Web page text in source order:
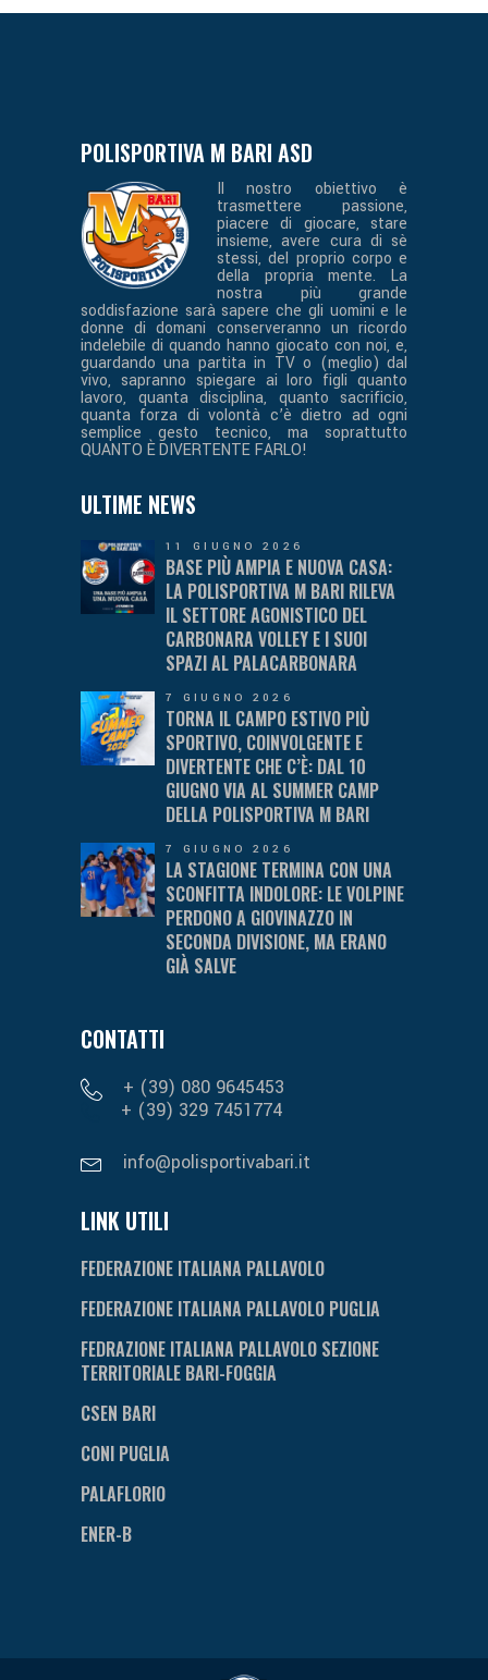
POLISPORTIVA M BARI ASD
Il nostro obiettivo è
trasmettere passione,
piacere di giocare, stare
insieme, avere cura di sè
stessi, del proprio corpo e
della propria mente. La
nostra più grande
soddisfazione sarà sapere che gli uomini e le
donne di domani conserveranno un ricordo
indelebile di quando hanno giocato con noi, e,
guardando una partita in TV o (meglio) dal
vivo, sapranno spiegare ai loro figli quanto
lavoro, quanta disciplina, quanto sacrificio,
quanta forza di volontà c’è dietro ad ogni
semplice gesto tecnico, ma soprattutto
QUANTO È DIVERTENTE FARLO!
ULTIME NEWS
11 GIUGNO 2026
BASE PIÙ AMPIA E NUOVA CASA:
LA POLISPORTIVA M BARI RILEVA
IL SETTORE AGONISTICO DEL
CARBONARA VOLLEY E I SUOI
SPAZI AL PALACARBONARA
7 GIUGNO 2026
TORNA IL CAMPO ESTIVO PIÙ
SPORTIVO, COINVOLGENTE E
DIVERTENTE CHE C’È: DAL 10
GIUGNO VIA AL SUMMER CAMP
DELLA POLISPORTIVA M BARI
7 GIUGNO 2026
LA STAGIONE TERMINA CON UNA
SCONFITTA INDOLORE: LE VOLPINE
PERDONO A GIOVINAZZO IN
SECONDA DIVISIONE, MA ERANO
GIÀ SALVE
CONTATTI
+ (39) 080 9645453
+ (39) 329 7451774
info@polisportivabari.it
LINK UTILI
FEDERAZIONE ITALIANA PALLAVOLO
FEDERAZIONE ITALIANA PALLAVOLO PUGLIA
FEDRAZIONE ITALIANA PALLAVOLO SEZIONE
TERRITORIALE BARI-FOGGIA
CSEN BARI
CONI PUGLIA
PALAFLORIO
ENER-B